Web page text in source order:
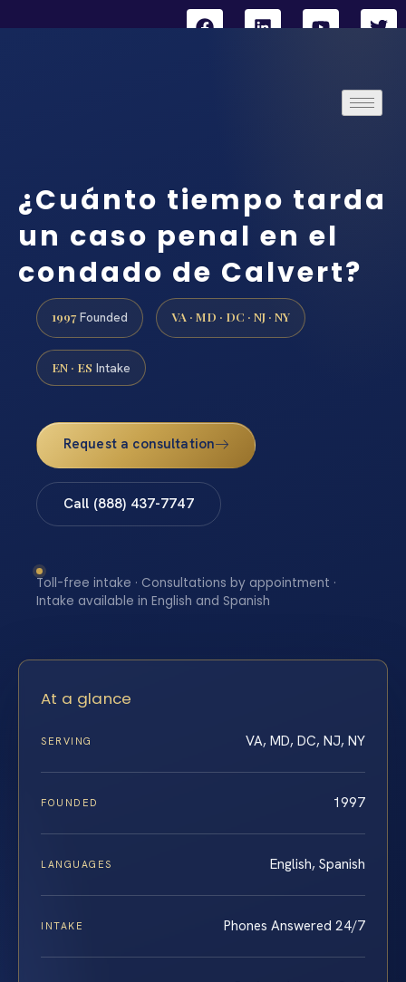
¿Cuánto tiempo tarda
un caso penal en el
condado de Calvert?
1997 Founded VA · MD · DC · NJ · NY
EN · ES Intake
Request a consultation
Call (888) 437-7747
Toll-free intake · Consultations by appointment ·
Intake available in English and Spanish
At a glance
SERVING VA, MD, DC, NJ, NY
FOUNDED 1997
LANGUAGES English, Spanish
INTAKE Phones Answered 24/7